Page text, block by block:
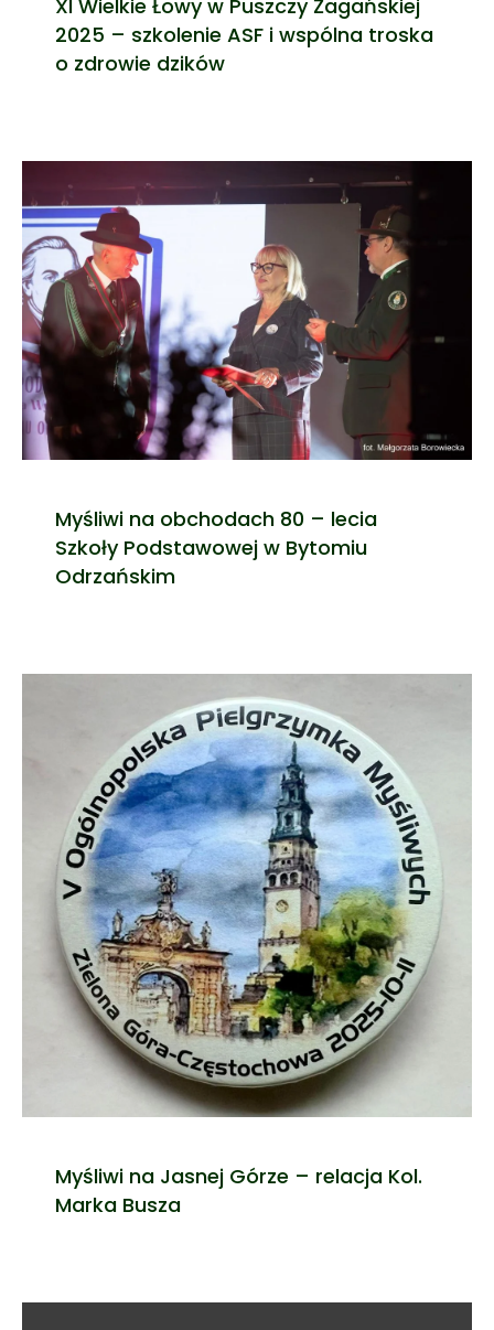
XI Wielkie Łowy w Puszczy Żagańskiej
2025 – szkolenie ASF i wspólna troska
o zdrowie dzików
Myśliwi na obchodach 80 – lecia
Szkoły Podstawowej w Bytomiu
Odrzańskim
Myśliwi na Jasnej Górze – relacja Kol.
Marka Busza